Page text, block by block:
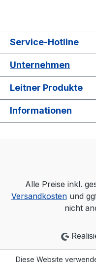
Service-Hotline
Unternehmen
Leitner Produkte
Informationen
Alle Preise inkl.
Versandkostenund
nicht
Diese Website